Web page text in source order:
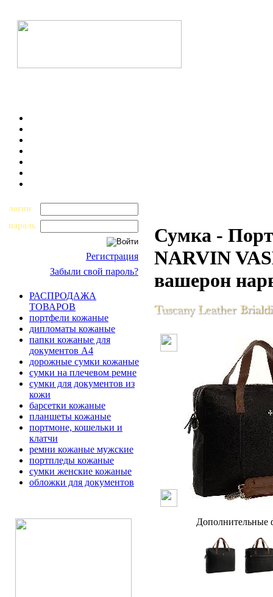
логин
пароль
Регистрация
Забыли свой пароль?
РАСПРОДАЖА
ТОВАРОВ
портфели кожаные
дипломаты кожаные
папки кожаные для
документов А4
дорожные сумки кожаные
сумки на плечевом ремне
сумки для документов из
кожи
барсетки кожаные
планшеты кожаные
портмоне, кошельки и
клатчи
ремни кожаные мужские
портпледы кожаные
сумки женские кожаные
обложки для документов
Сумка -
NARVIN
вашерон
Дополнительные